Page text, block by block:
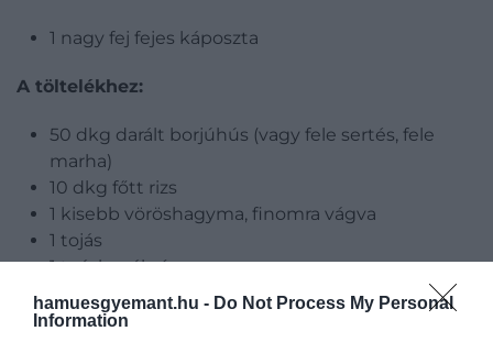
hamuesgyemant.hu - Do Not Process My Personal
Information
1 nagy fej fejes káposzta
A töltelékhez:
50 dkg darált borjúhús (vagy fele sertés, fele
marha)
10 dkg főtt rizs
1 kisebb vöröshagyma, finomra vágva
1 tojás
1 teáskanál só
frissen őrölt fekete bors
1 csipet őrölt szegfűszeg